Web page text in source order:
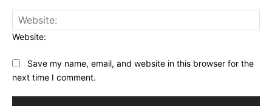
Website:
Save my name, email, and website in this browser for the
next time I comment.